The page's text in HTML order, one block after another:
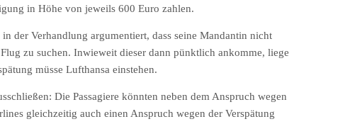
in Höhe von jeweils 600 Euro zahlen.
der Verhandlung argumentiert, dass seine Mandantin nicht
zu suchen. Inwieweit dieser dann pünktlich ankomme, liege
müsse Lufthansa einstehen.
Die Passagiere könnten neben dem Anspruch wegen
gleichzeitig auch einen Anspruch wegen der Verspätung